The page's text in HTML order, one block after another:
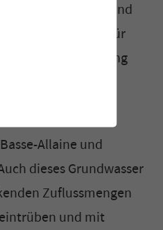
porösen Untergrund
sind rar. Für
entlang
Allaine und
dieses Grundwasser
Zuflussmengen
und mit